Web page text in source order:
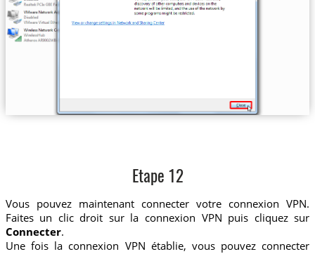
Etape 12
Vous pouvez maintenant connecter votre connexion VPN.
Faites un clic droit sur la connexion VPN puis cliquez sur
Connecter.
Une fois la connexion VPN établie, vous pouvez connecter